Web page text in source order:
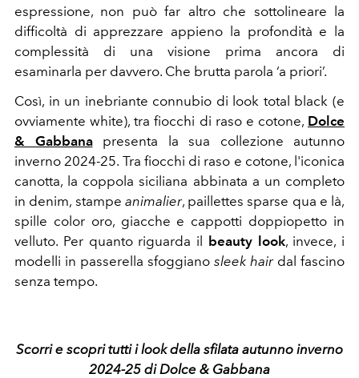
espressione, non può far altro che sottolineare la
difficoltà di apprezzare appieno la profondità e la
complessità di una visione prima ancora di
esaminarla per davvero. Che brutta parola ‘a priori’.
Così, in un inebriante connubio di look total black (e
ovviamente white), tra fiocchi di raso e cotone, Dolce
& Gabbanapresenta la sua collezione autunno
inverno 2024-25. Tra fiocchi di raso e cotone, l'iconica
canotta, la coppola siciliana abbinata a un completo
in denim, stampe animalier, paillettes sparse qua e là,
spille color oro, giacche e cappotti doppiopetto in
velluto. Per quanto riguarda il beauty look, invece, i
modelli in passerella sfoggiano sleek hairdal fascino
senza tempo.
Scorri e scopri tutti i look della sfilata autunno inverno
2024-25 di Dolce & Gabbana